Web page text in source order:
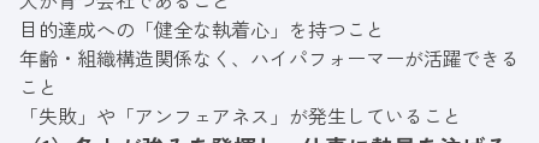
目的達成への「健全な執着心」を持つこと
年齢・組織構造関係なく、ハイパフォーマーが活躍できる
こと
「失敗」や「アンフェアネス」が発生していること